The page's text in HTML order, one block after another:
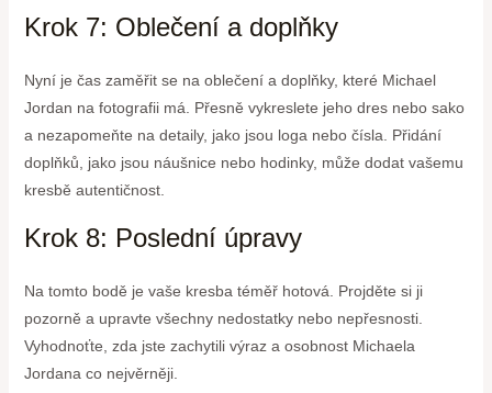
Krok 7: Oblečení a doplňky
Nyní je čas zaměřit se na oblečení a doplňky, které Michael
Jordan na fotografii má. Přesně vykreslete jeho dres nebo sako
a nezapomeňte na detaily, jako jsou loga nebo čísla. Přidání
doplňků, jako jsou náušnice nebo hodinky, může dodat vašemu
kresbě autentičnost.
Krok 8: Poslední úpravy
Na tomto bodě je vaše kresba téměř hotová. Projděte si ji
pozorně a upravte všechny nedostatky nebo nepřesnosti.
Vyhodnoťte, zda jste zachytili výraz a osobnost Michaela
Jordana co nejvěrněji.